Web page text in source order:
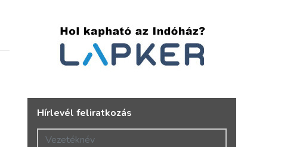
Hírlevél feliratkozás
Vezetéknév